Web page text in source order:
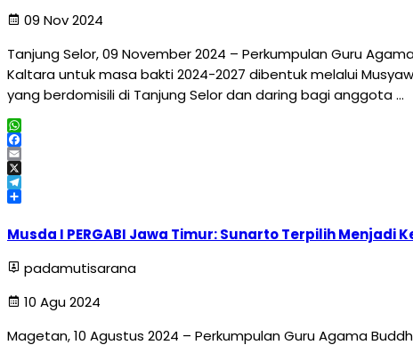
09 Nov 2024
Tanjung Selor, 09 November 2024 – Perkumpulan Guru
Kaltara untuk masa bakti 2024-2027 dibentuk melalui
yang berdomisili di Tanjung Selor dan daring bagi anggota …
WhatsApp
Facebook
Email
X
Telegram
Musda I PERGABI Jawa Timur: Sunarto Terpilih Menjadi
padamutisarana
10 Agu 2024
Magetan, 10 Agustus 2024 – Perkumpulan Guru Agama